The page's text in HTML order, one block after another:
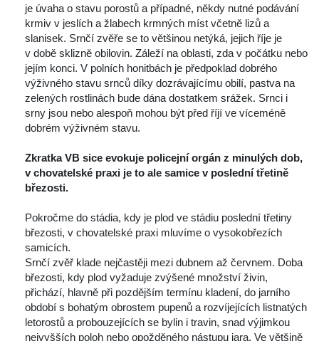
je úvaha o stavu porostů a případné, někdy nutné podávání
krmiv v jeslích a žlabech krmných míst včetně lizů a
lanisek. Srnčí zvěře se to většinou netýká, jejich říje je
v době sklizně obilovin. Záleží na oblasti, zda v počátku nebo
jejím konci. V polních honitbách je předpoklad dobrého
výživného stavu srnců díky dozrávajícímu obilí, pastva na
zelených rostlinách bude dána dostatkem srážek. Srnci i
rny jsou nebo alespoň mohou být před říjí ve víceméně
dobrém výživném stavu.
Zkratka VB sice evokuje policejní orgán z minulých dob,
v chovatelské praxi je to ale samice v poslední třetině
březosti.
Pokročme do stádia, kdy je plod ve stádiu poslední třetiny
březosti, v chovatelské praxi mluvíme o vysokobřezích
amicích.
Srnčí zvěř klade nejčastěji mezi dubnem až červnem. Doba
březosti, kdy plod vyžaduje zvýšené množství živin,
přichází, hlavně při pozdějším termínu kladení, do jarního
období s bohatým obrostem pupenů a rozvíjejících listnatých
letorostů a probouzejících se bylin i travin, snad výjimkou
nejvyšších poloh nebo opožděného nástupu jara. Ve většině